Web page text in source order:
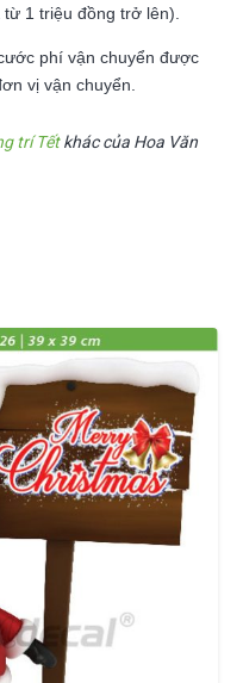
1 triệu đồng trở lên).
phí vận chuyển được
vị vận chuyển.
trí Tếtkhác của Hoa Văn